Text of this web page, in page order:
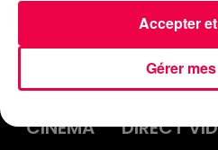
INFOS
AGENDA
JEUX
CINÉMA
DIRECT
Gérer
Accepter